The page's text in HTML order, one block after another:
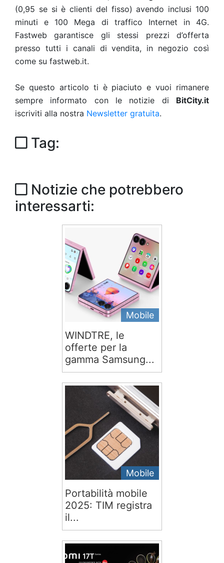
(0,95 se si è clienti del fisso) avendo inclusi 100
minuti e 100 Mega di traffico Internet in 4G.
Fastweb garantisce gli stessi prezzi d’offerta
presso tutti i canali di vendita, in negozio così
come su fastweb.it.
Se questo articolo ti è piaciuto e vuoi rimanere
sempre informato con le notizie di BitCity.it
iscriviti alla nostra Newsletter gratuita.
Tag:
Notizie che potrebbero
interessarti:
Mobile
WINDTRE, le
offerte per la
gamma Samsung...
Mobile
Portabilità mobile
2025: TIM registra
il...